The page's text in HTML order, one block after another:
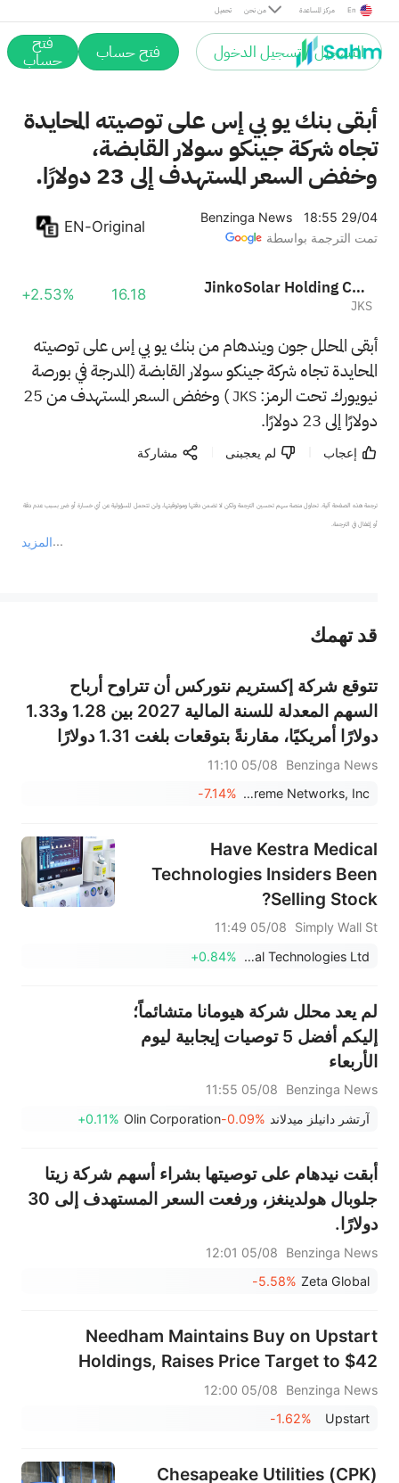
تحميل من نحن مركز المساعدة En
التسجيل / تسجيل الدخول فتح حساب فتح
حساب
أبقى بنك يو بي إس على توصيته المحايدة
تجاه شركة جينكو سولار القابضة،
وخفض السعر المستهدف إلى 23 دولارًا.
Benzinga News
18:55 29/04
تمت الترجمة بواسطة
EN-Original
JinkoSolar Holding Co., Ltd. Sponsored ADR
JKS
16.18
+2.53%
أبقى المحلل جون ويندهام من بنك يو بي إس على توصيته
المحايدة تجاه شركة جينكو سولار القابضة (المدرجة في بورصة
نيويورك تحت الرمز: JKS
) وخفض السعر المستهدف من 25
دولارًا إلى 23 دولارًا.
إعجاب لم يعجبنى مشاركة
المزيد
ترجمة هذه الصفحة آلية. تحاول منصة سهم تحسين الترجمة ولكن لا تضمن دقتها وموثوقيتها، ولن تتحمل المسؤولية عن أي خسارة أو ضرر بسبب عدم دقة
أو إغفال في الترجمة.
عند الضرورة، يرجى استشارة مستشار استثمار محترف. لا تقدم منصة سهم أي مشورة استثمارية، ولا تقدم أي التزامات أو ضمانات.
قد تهمك
تتوقع شركة إكستريم نتوركس أن تتراوح أرباح
السهم المعدلة للسنة المالية 2027 بين 1.28 و1.33
دولارًا أمريكيًا، مقارنةً بتوقعات بلغت 1.31 دولارًا
و1.400 مليار دولار أمريكي، مقارنةً بتوقعات بلغت
Benzinga News
05/08 11:10
Extreme Networks, Inc.
-7.14%
Have Kestra Medical
Technologies Insiders Been
Selling Stock?
Simply Wall St
05/08 11:49
Kestra Medical Technologies Ltd.
+0.84%
لم يعد محلل شركة هيومانا متشائماً؛
إليكم أفضل 5 توصيات إيجابية ليوم
الأربعاء
Benzinga News
05/08 11:55
آرتشر دانيلز ميدلاند -0.09%
Olin Corporation
+0.11%
أبقت نيدهام على توصيتها بشراء أسهم شركة زيتا
جلوبال هولدينغز، ورفعت السعر المستهدف إلى 30
دولارًا.
Benzinga News
05/08 12:01
Zeta Global
-5.58%
Needham Maintains Buy on Upstart
Holdings, Raises Price Target to $42
Benzinga News
05/08 12:00
Upstart
-1.62%
Chesapeake Utilities (CPK)